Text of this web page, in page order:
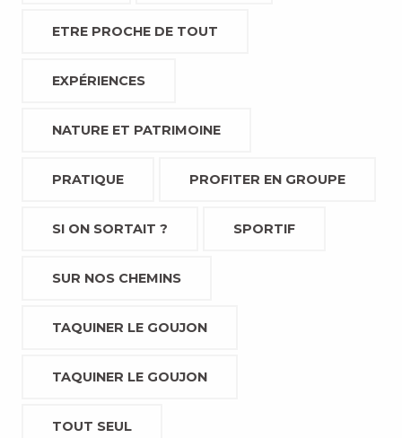
ETRE PROCHE DE TOUT
EXPÉRIENCES
NATURE ET PATRIMOINE
PRATIQUE PROFITER EN GROUPE
SI ON SORTAIT ? SPORTIF
SUR NOS CHEMINS
TAQUINER LE GOUJON
TAQUINER LE GOUJON
TOUT SEUL